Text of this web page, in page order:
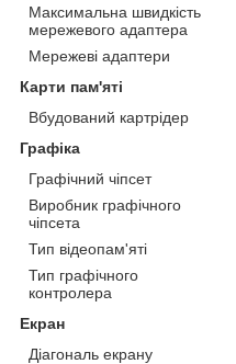
Максимальна швидкість
мережевого адаптера
Мережеві адаптери
Карти пам'яті
Вбудований картрідер
Графіка
Графічний чіпсет
Виробник графічного
чіпсета
Тип відеопам'яті
Тип графічного
контролера
Екран
Діагональ екрану